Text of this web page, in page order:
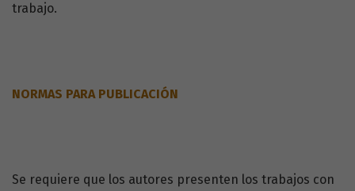
trabajo.
NORMAS PARA PUBLICACIÓN
Se requiere que los autores presenten los trabajos con